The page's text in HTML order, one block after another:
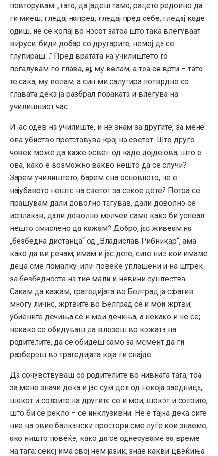
повторувам: „тато, да јадеш тамо, рацете редовно да
ги миеш, гледај напред, гледај пред себе, гледај каде
одиш, не се копај во носот затоа што така влегуваат
вируси, биди добар со другарите, немој да се
глупираш…“ Пред вратата на училиштето го
погалувам по глава, еј, му велам, а тоа се врти – тато
те сака, му велам, а син ми салутира потврдно со
главата дека ја разбрал пораката и влегува на
училишниот час.
И јас одев на училиште, и не знам за другите, за мене
ова убиство претставува крај на светот. Што друго
човек може да каже освен од каде дојде ова, што е
ова, како е возможно вакво нешто да се случи?
Зарем училиштето, барем она основното, не е
најубавото нешто на светот за секое дете? Потоа се
прашувам дали доволно тагував, дали доволно се
исплакав, дали доволно молчев само како би успеал
нешто смислено да кажам? Добро, јас живеам на
„безбедна дистанца“ од „Владислав Рибникар“, ама
како да ви речам, имам и јас дете, сите ние кои имаме
деца сме помалку-или-повеќе уплашени и на штрек
за безбедноста на тие мали и невини суштества.
Сакам да кажам, трагедијата во Белград ја сфатив
многу лично, жртвите во Белград се и мои жртви;
убиените дечиња се и мои дечиња, а некако и не се;
некако се обидуваш да влезеш во кожата на
родителите, да се обидеш само за момент да ги
разбереш во трагедијата која ги снајде.
Да сочувствуваш со родителите во нивната тага, тоа
за мене значи дека и јас сум дел од некоја заедница,
шокот и солзите на другите се и мои, шокот и солзите,
што би се рекло – се инклузивни. Не е тајна дека сите
ние на овие балкански простори сме луѓе кои знаеме,
ако ништо повеќе, како да се однесуваме за време
на тага: секој има свој нем јазик, знае какви цвеќиња